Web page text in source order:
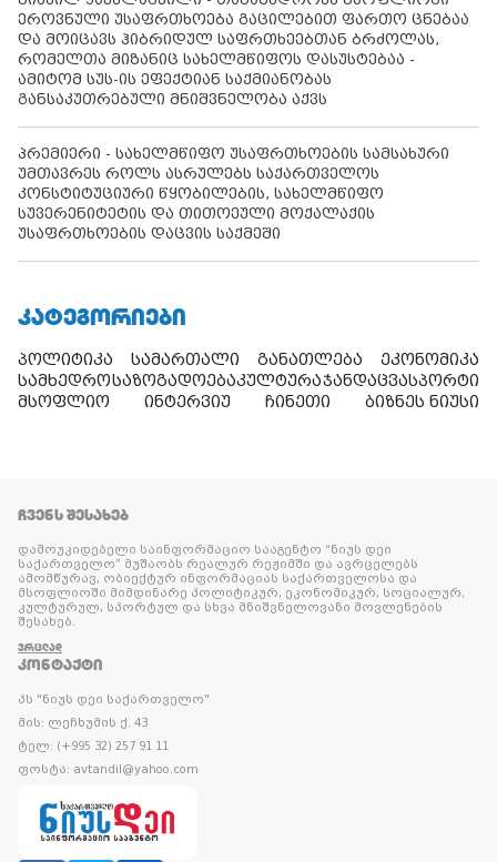
ეროვნული უსაფრთხოება გაცილებით ფართო ცნებაა
და მოიცავს ჰიბრიდულ საფრთხეებთან ბრძოლას,
რომელთა მიზანიც სახელმწიფოს დასუსტებაა -
ამიტომ სუს-ის ეფექტიან საქმიანობას
განსაკუთრებული მნიშვნელობა აქვს
პრემიერი - სახელმწიფო უსაფრთხოების სამსახური
უმთავრეს როლს ასრულებს საქართველოს
კონსტიტუციური წყობილების, სახელმწიფო
სუვერენიტეტის და თითოეული მოქალაქის
უსაფრთხოების დაცვის საქმეში
ᲙᲐᲢᲔᲒᲝᲠᲘᲔᲑᲘ
პოლიტიკა სამართალი განათლება
ეკონომიკა
სამხედროსაზოგადოებაკულტურაჯანდაცვასპორტი
მსოფლიო
ინტერვიუ ჩინეთი ბიზნეს ნიუსი
ᲩᲕᲔᲜᲡ ᲨᲔᲡᲐᲮᲔᲑ
დამოუკიდებელი საინფორმაციო სააგენტო “ნიუს დეი
საქართველო” მუშაობს რეალურ რეჟიმში და ავრცელებს
ამომწურავ, ობიექტურ ინფორმაციას საქართველოსა და
მსოფლიოში მიმდინარე პოლიტიკურ, ეკონომიკურ, სოციალურ,
კულტურულ, სპორტულ და სხვა მნიშვნელოვანი მოვლენების
შესახებ.
ᲕᲠᲪᲚᲐᲓ
ᲙᲝᲜᲢᲐᲥᲢᲘ
პს "ნიუს დეი საქართველო"
მის: ლეჩხუმის ქ. 43
ტელ: (+995 32) 257 91 11
ფოსტა: avtandil@yahoo.com